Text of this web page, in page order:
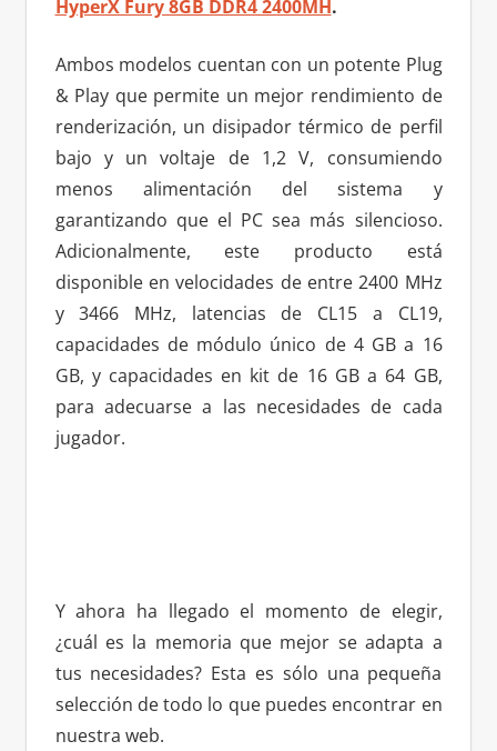
HyperX Fury 8GB DDR4 2400MH.
Ambos modelos cuentan con un potente Plug
& Play que permite un mejor rendimiento de
renderización, un disipador térmico de perfil
bajo y un voltaje de 1,2 V, consumiendo
menos alimentación del sistema y
garantizando que el PC sea más silencioso.
Adicionalmente, este producto está
disponible en velocidades de entre 2400 MHz
y 3466 MHz, latencias de CL15 a CL19,
capacidades de módulo único de 4 GB a 16
GB, y capacidades en kit de 16 GB a 64 GB,
para adecuarse a las necesidades de cada
jugador.
Y ahora ha llegado el momento de elegir,
¿cuál es la memoria que mejor se adapta a
tus necesidades? Esta es sólo una pequeña
selección de todo lo que puedes encontrar en
nuestra web.